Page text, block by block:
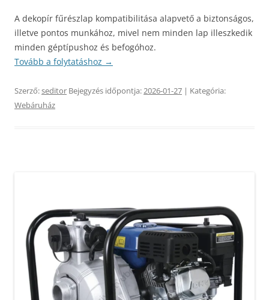
A dekopír fűrészlap kompatibilitása alapvető a biztonságos,
illetve pontos munkához, mivel nem minden lap illeszkedik
minden géptípushoz és befogóhoz.
Tovább a folytatáshoz →
Szerző:seditor Bejegyzés időpontja:2026-01-27 | Kategória:
Webáruház